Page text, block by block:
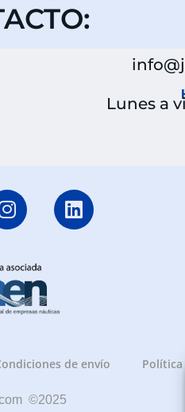
Lunes a
de envío Política
©2025